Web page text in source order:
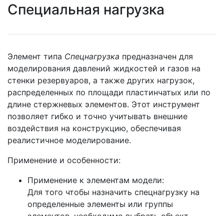
Специальная нагрузка
Элемент типа Спецнагрузка предназначен для
моделирования давлений жидкостей и газов на
стенки резервуаров, а также других нагрузок,
распределенных по площади пластинчатых или по
длине стержневых элементов. Этот инструмент
позволяет гибко и точно учитывать внешние
воздействия на конструкцию, обеспечивая
реалистичное моделирование.
Применение и особенности:
Применение к элементам модели:
Для того чтобы назначить спецнагрузку на
определенные элементы или группы